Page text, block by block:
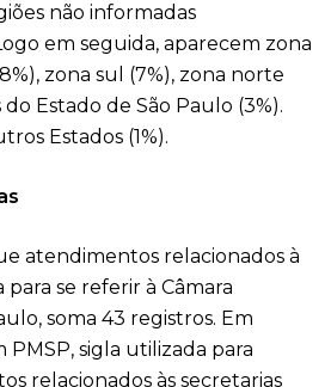
não informadas
em seguida, aparecem zona
zona sul (7%), zona norte
Estado de São Paulo (3%).
Estados (1%).
atendimentos relacionados à
para se referir à Câmara
soma 43 registros. Em
sigla utilizada para
relacionados às secretarias